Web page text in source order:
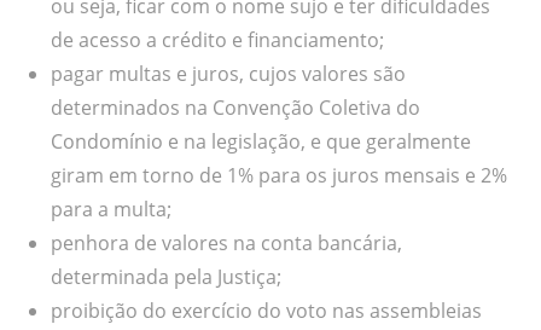
ou seja, ficar com o nome sujo e ter dificuldades
de acesso a crédito e financiamento;
pagar multas e juros, cujos valores são
determinados na Convenção Coletiva do
Condomínio e na legislação, e que geralmente
giram em torno de 1% para os juros mensais e 2%
para a multa;
penhora de valores na conta bancária,
determinada pela Justiça;
proibição do exercício do voto nas assembleias